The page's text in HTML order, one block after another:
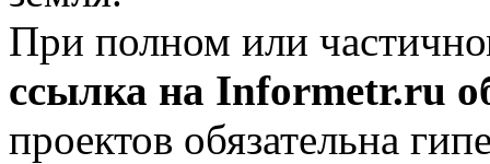
При полном или
ссылка на Informetr.ru
проектов обязательна